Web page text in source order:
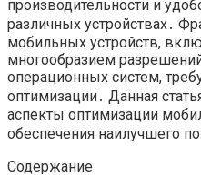
производительности и
различных устройствах․
мобильных устройств,
многообразием
операционных систем,
оптимизации․ Данная
аспекты оптимизации
обеспечения наилучшего
Содержание